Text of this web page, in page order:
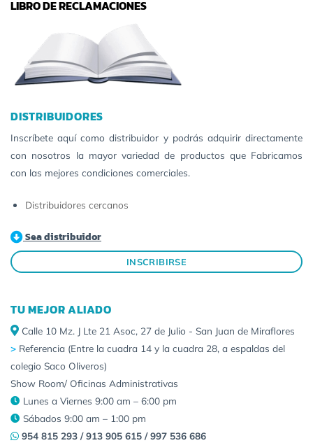
LIBRO DE RECLAMACIONES
DISTRIBUIDORES
Inscríbete aquí como distribuidor y podrás adquirir directamente
con nosotros la mayor variedad de productos que Fabricamos
con las mejores condiciones comerciales.
Distribuidores cercanos
Sea distribuidor
INSCRIBIRSE
TU MEJOR ALIADO
Calle 10 Mz. J Lte 21 Asoc, 27 de Julio - San Juan de Miraflores
> Referencia (Entre la cuadra 14 y la cuadra 28, a espaldas del
colegio Saco Oliveros)
Show Room/ Oficinas Administrativas
Lunes a Viernes 9:00 am – 6:00 pm
Sábados 9:00 am – 1:00 pm
954 815 293 / 913 905 615 / 997 536 686